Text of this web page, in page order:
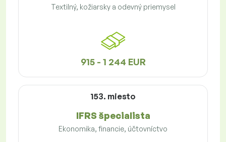
Textilný, kožiarsky a odevný priemysel
915 - 1 244 EUR
153. miesto
IFRS špecialista
Ekonomika, financie, účtovníctvo